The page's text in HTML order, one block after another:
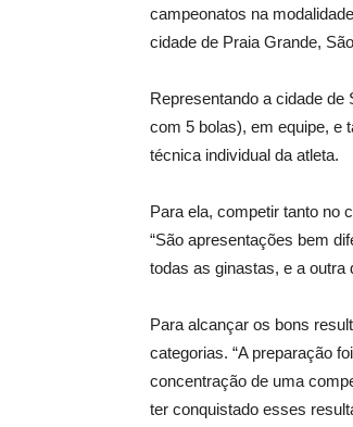
campeonatos na
cidade de Praia Grande,
Representando a cidade de
com 5 bolas), em equipe, e
técnica individual da atleta.
Para ela, competir tanto no
“São apresentações bem
todas as ginastas, e a outra
Para alcançar os bons
categorias. “A preparação
concentração de uma
ter conquistado esses